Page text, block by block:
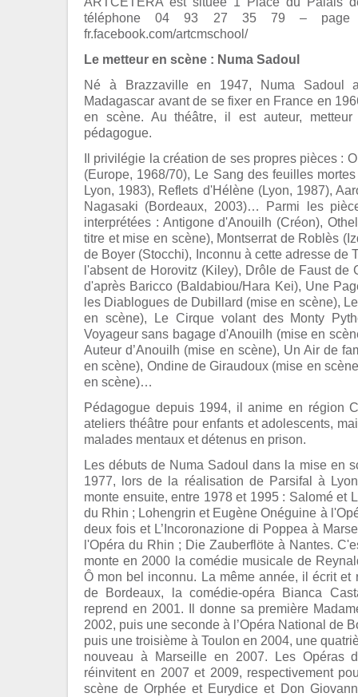
téléphone 04 93 27 35 79 – page
fr.facebook.com/artcmschool/
Le metteur en scène : Numa Sadoul
Né à Brazzaville en 1947, Numa Sadoul
Madagascar avant de se fixer en France en
en scène. Au théâtre, il est auteur,
pédagogue.
Il privilégie la création de ses propres pièces :
(Europe, 1968/70), Le Sang des feuilles
Lyon, 1983), Reflets d'Hélène (Lyon, 1987),
Nagasaki (Bordeaux, 2003)… Parmi les
interprétées : Antigone d'Anouilh (Créon),
titre et mise en scène), Montserrat de Roblès
de Boyer (Stocchi), Inconnu à cette adresse de
l'absent de Horovitz (Kiley), Drôle de Faust de
d'après Baricco (Baldabiou/Hara Kei), Une
les Diablogues de Dubillard (mise en scène),
en scène), Le Cirque volant des Monty
Voyageur sans bagage d'Anouilh (mise en
Auteur d’Anouilh (mise en scène), Un Air de
en scène), Ondine de Giraudoux (mise en
en scène)…
Pédagogue depuis 1994, il anime en région
ateliers théâtre pour enfants et adolescents,
malades mentaux et détenus en prison.
Les débuts de Numa Sadoul dans la mise en
1977, lors de la réalisation de Parsifal à
monte ensuite, entre 1978 et 1995 : Salomé et
du Rhin ; Lohengrin et Eugène Onéguine à
deux fois et L’Incoronazione di Poppea à
l'Opéra du Rhin ; Die Zauberflöte à Nantes.
monte en 2000 la comédie musicale de
Ô mon bel inconnu. La même année, il écrit et
de Bordeaux, la comédie-opéra Bianca
reprend en 2001. Il donne sa première
2002, puis une seconde à l’Opéra National de
puis une troisième à Toulon en 2004, une
nouveau à Marseille en 2007. Les Opéras
réinvitent en 2007 et 2009, respectivement
scène de Orphée et Eurydice et Don